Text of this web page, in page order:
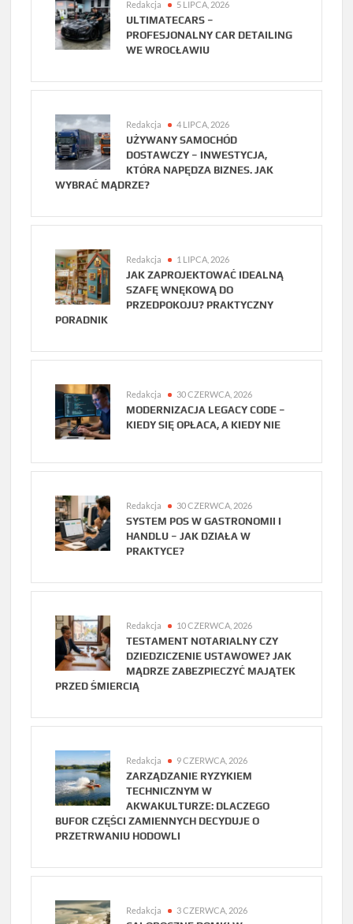
Redakcja 5 LIPCA, 2026
ULTIMATECARS –
PROFESJONALNY CAR DETAILING
WE WROCŁAWIU
Redakcja 4 LIPCA, 2026
UŻYWANY SAMOCHÓD
DOSTAWCZY – INWESTYCJA,
KTÓRA NAPĘDZA BIZNES. JAK
WYBRAĆ MĄDRZE?
Redakcja 1 LIPCA, 2026
JAK ZAPROJEKTOWAĆ IDEALNĄ
SZAFĘ WNĘKOWĄ DO
PRZEDPOKOJU? PRAKTYCZNY
PORADNIK
Redakcja 30 CZERWCA, 2026
MODERNIZACJA LEGACY CODE –
KIEDY SIĘ OPŁACA, A KIEDY NIE
Redakcja 30 CZERWCA, 2026
SYSTEM POS W GASTRONOMII I
HANDLU – JAK DZIAŁA W
PRAKTYCE?
Redakcja 10 CZERWCA, 2026
TESTAMENT NOTARIALNY CZY
DZIEDZICZENIE USTAWOWE? JAK
MĄDRZE ZABEZPIECZYĆ MAJĄTEK
PRZED ŚMIERCIĄ
Redakcja 9 CZERWCA, 2026
ZARZĄDZANIE RYZYKIEM
TECHNICZNYM W
AKWAKULTURZE: DLACZEGO
BUFOR CZĘŚCI ZAMIENNYCH DECYDUJE O
PRZETRWANIU HODOWLI
Redakcja 3 CZERWCA, 2026